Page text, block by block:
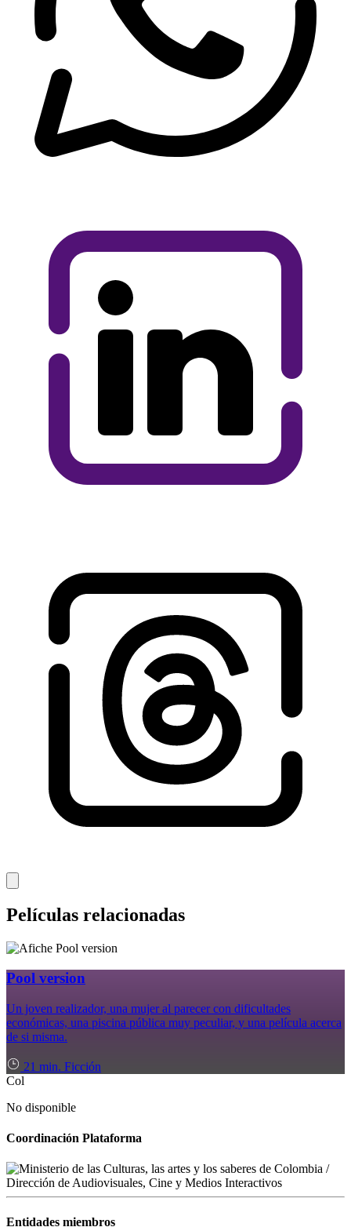
Películas relacionadas
Pool version
Un joven realizador, una mujer al parecer con dificultades
económicas, una piscina pública muy peculiar, y una película acerca
de si misma.
21 min. Ficción
Col
No disponible
Coordinación Plataforma
Entidades miembros